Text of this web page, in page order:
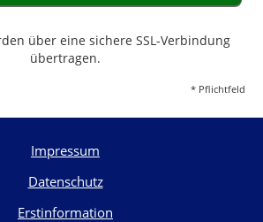
über eine sichere SSL-Verbindung
übertragen.
* Pflichtfeld
Impressum
Datenschutz
Erstinformation